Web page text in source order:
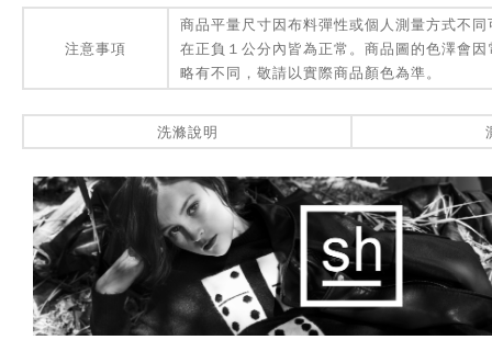
注意事項
商品平量尺寸因布料彈性或個人測量方式不
在正負１公分內皆為正常。商品圖的色澤會
略有不同，敬請以實際商品顏色為準。
洗滌說明